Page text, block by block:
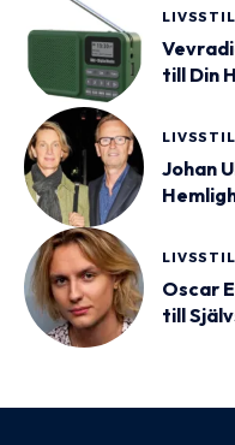
LIVSSTIL
till Din
LIVSSTIL
Johan
LIVSSTIL
Oscar
till